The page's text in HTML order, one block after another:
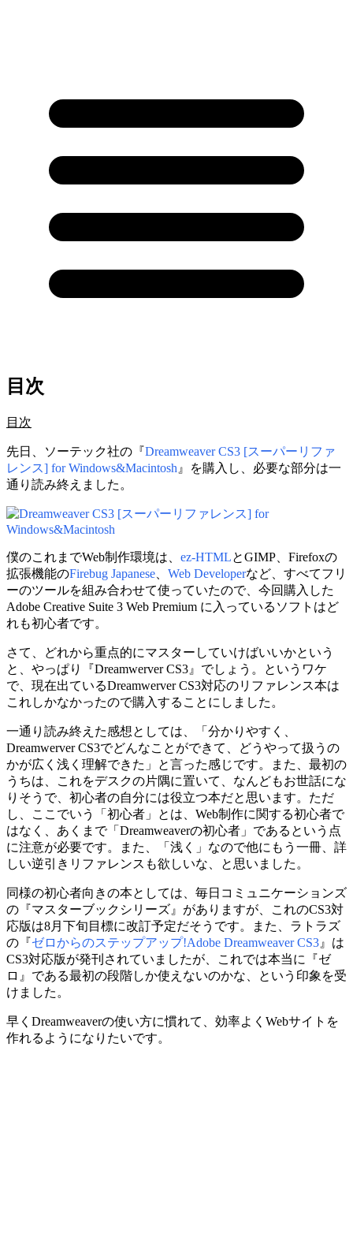
目次
目次
先日、ソーテック社の『Dreamweaver CS3 [スーパーリファ
レンス] for Windows&Macintosh 』を購入し、必要な部分は一
通り読み終えました。
僕のこれまでWeb制作環境は、 ez-HTMLとGIMP、Firefoxの
拡張機能のFirebug Japanese Web Developerなど、すべてフリ
ーのツールを組み合わせて使っていたので、今回購入した
Adobe Creative Suite 3 Web Premium に入っているソフトはど
れも初心者です。
さて、どれから重点的にマスターしていけばいいかという
と、やっぱり『Dreamwerver CS3』でしょう。というワケ
で、現在出ているDreamwerver CS3対応のリファレンス本は
これしかなかったので購入することにしました。
一通り読み終えた感想としては、「分かりやすく、
Dreamwerver CS3でどんなことができて、どうやって扱うの
かが広く浅く理解できた」と言った感じです。また、最初の
うちは、これをデスクの片隅に置いて、なんどもお世話にな
りそうで、初心者の自分には役立つ本だと思います。ただ
し、ここでいう「初心者」とは、Web制作に関する初心者で
はなく、あくまで「Dreamweaverの初心者」であるという点
に注意が必要です。また、「浅く」なので他にもう一冊、詳
しい逆引きリファレンスも欲しいな、と思いました。
同様の初心者向きの本としては、毎日コミュニケーションズ
の『マスターブックシリーズ』がありますが、これのCS3対
応版は8月下旬目標に改訂予定だそうです。また、ラトラズ
の『ゼロからのステップアップ!Adobe Dreamweaver CS3 』は
CS3対応版が発刊されていましたが、これでは本当に『ゼ
ロ』である最初の段階しか使えないのかな、という印象を受
けました。
早くDreamweaverの使い方に慣れて、効率よくWebサイトを
作れるようになりたいです。